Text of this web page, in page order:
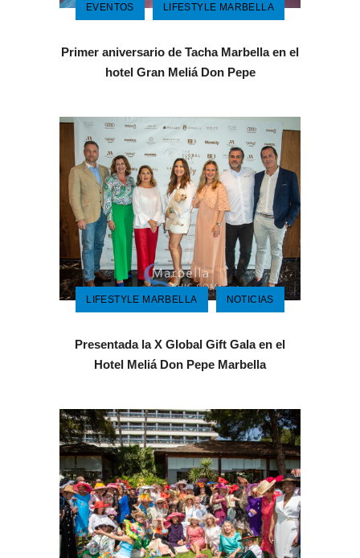
EVENTOS LIFESTYLE MARBELLA
Primer aniversario de Tacha Marbella en el
hotel Gran Meliá Don Pepe
LIFESTYLE MARBELLA NOTICIAS
Presentada la X Global Gift Gala en el
Hotel Meliá Don Pepe Marbella